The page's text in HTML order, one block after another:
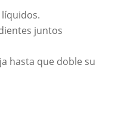
juntos
hasta que doble su